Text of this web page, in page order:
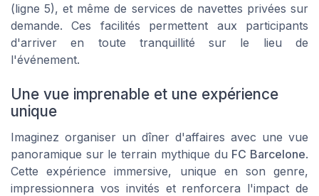
(ligne 5), et même de services de navettes privées sur
demande. Ces facilités permettent aux participants
d'arriver en toute tranquillité sur le lieu de
l'événement.
Une vue imprenable et une expérience
unique
Imaginez organiser un dîner d'affaires avec une vue
panoramique sur le terrain mythique du FC Barcelone.
Cette expérience immersive, unique en son genre,
impressionnera vos invités et renforcera l'impact de